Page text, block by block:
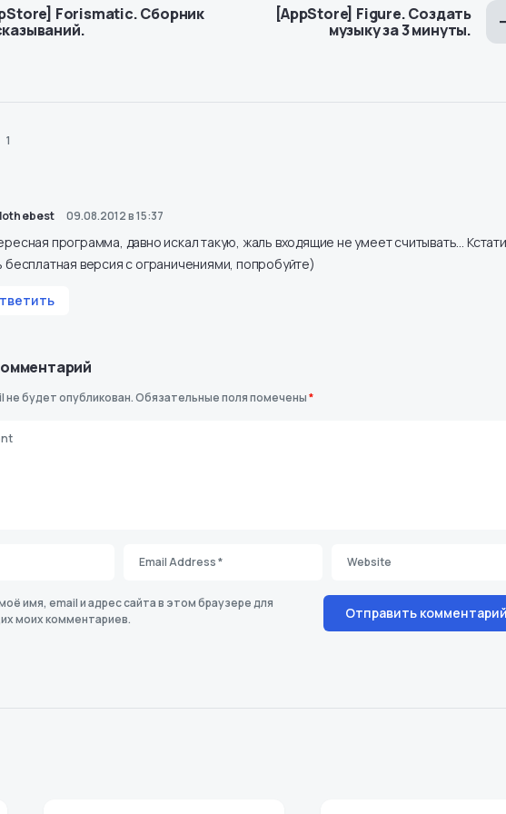
Forismatic. Сборник
[AppStore] Figure. Создать
музыку за 3 минуты.
1
09.08.2012 в 15:37
программа, давно искал такую, жаль входящие не умеет считывать… Кстати
бесплатная версия с ограничениями, попробуйте)
не будет опубликован.Обязательные поля помечены*
имя, email и адрес сайта в этом браузере для
моих комментариев.